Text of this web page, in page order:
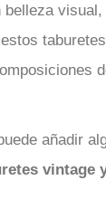
añadir
vintage